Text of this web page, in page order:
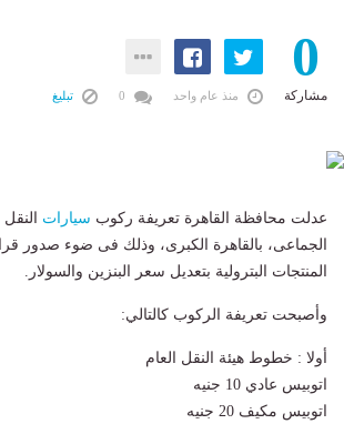
0
مشاركة منذ عام واحد تبليغ
عدلت محافظة القاهرة تعريفة ركوب سيارات النقل
الجماعى، بالقاهرة الكبرى، وذلك فى ضوء صدور
المنتجات البترولية بتعديل سعر البنزين والسولار.
وأصبحت تعريفة الركوب كالتالي:
أولا : خطوط هيئة النقل العام
اتوبيس عادي 10 جنيه
اتوبيس مكيف 20 جنيه